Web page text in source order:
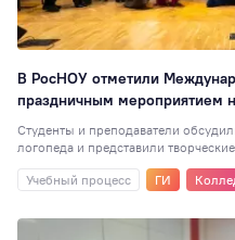
В РосНОУ отметили
праздничным мероприятием
Студенты и преподаватели
логопеда и представили
Учебный процесс
ГИ